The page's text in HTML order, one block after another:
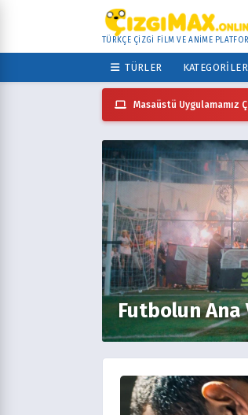
TÜRKÇE ÇİZGİ FİLM VE ANİME
TÜRLER KATEGORILER
Masaüstü Uygulamamız
Futbolun Ana